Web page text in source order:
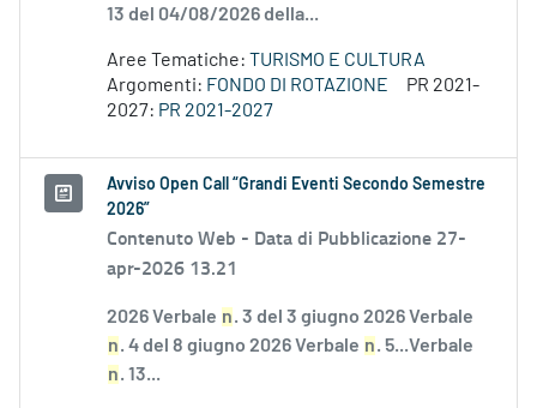
13 del 04/08/2026 della...
Aree Tematiche: TURISMO E CULTURA
Argomenti: FONDO DI ROTAZIONE
PR 2021-
2027: PR 2021-2027
Avviso Open Call “Grandi Eventi Secondo Semestre
2026”
Contenuto Web - Data di Pubblicazione 27-
apr-2026 13.21
2026 Verbale n. 3 del 3 giugno 2026 Verbale
n. 4 del 8 giugno 2026 Verbale n. 5...Verbale
n. 13...